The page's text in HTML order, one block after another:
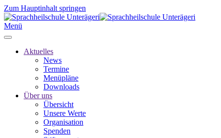
Zum Hauptinhalt springen
Menü
Aktuelles
News
Termine
Menüpläne
Downloads
Über uns
Übersicht
Unsere Werte
Organisation
Spenden